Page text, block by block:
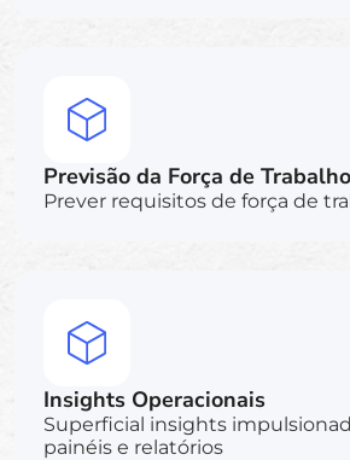
Previsão da Força de Trabalho
Prever requisitos de força de
Insights Operacionais
Superficial insights
painéis e relatórios